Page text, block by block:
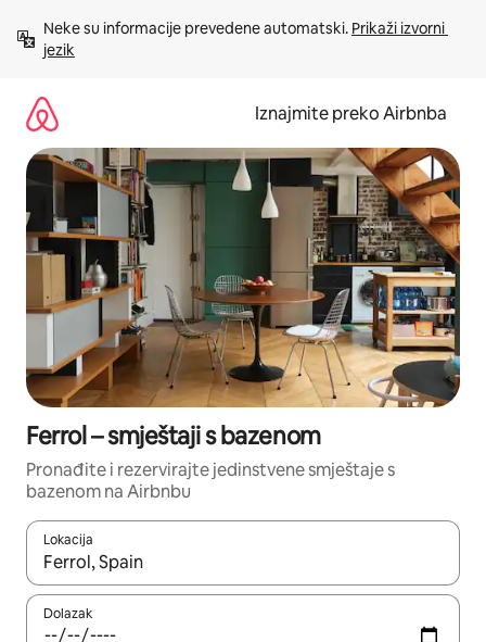
sadržaj
Neke su informacije prevedene automatski. Prikaži izvorni
jezik
Iznajmite preko Airbnba
Ferrol – smještaji s bazenom
Pronađite i rezervirajte jedinstvene smještaje s
bazenom na Airbnbu
Lokacija
Kada budu dostupni rezultati, moći ćete ih pregledati
Dolazak